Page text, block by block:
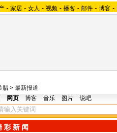
- 家居 - 女人 - 视频 - 播客 - 邮件 - 博客 -
腊 > 最新报道
网页 博客 音乐 图片 说吧
彩 新 闻